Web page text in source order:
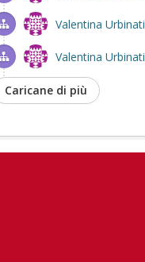
Valentina Urbinati
Valentina Urbinati
Caricane di più